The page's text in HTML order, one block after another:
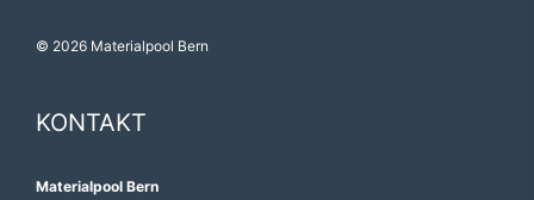
© 2026 Materialpool Bern
KONTAKT
Materialpool Bern